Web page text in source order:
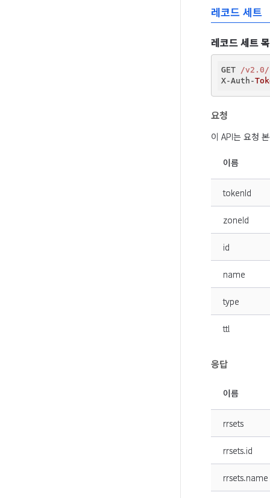
레코드 세트
레코드 세트
GET /v2.0/
X-Auth-
요청
이 API는 요청
이름
tokenId
zoneId
id
name
type
ttl
응답
이름
rrsets
rrsets.id
rrsets.name